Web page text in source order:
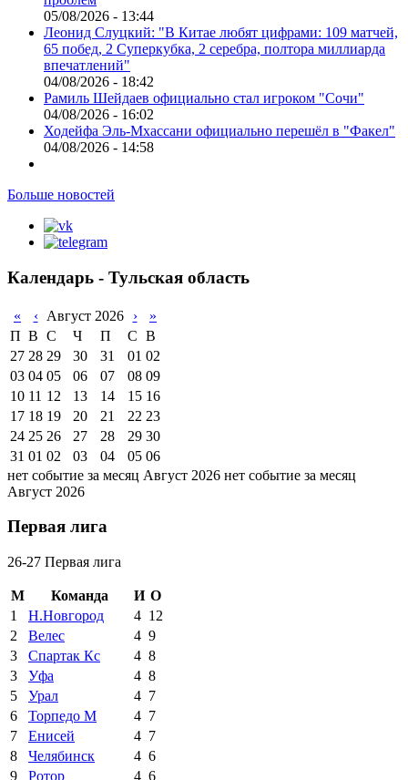
05/08/2026 - 13:44
Леонид Слуцкий: "В Китае любят цифрами: 109 матчей,
65 побед, 2 Суперкубка, 2 серебра, полтора миллиарда
впечатлений"
04/08/2026 - 18:42
Рамиль Шейдаев официально стал игроком "Сочи"
04/08/2026 - 16:02
Ходейфа Эль-Мхассани официально перешёл в "Факел"
04/08/2026 - 14:58
Больше новостей
Календарь - Тульская область
« ‹ Август 2026 ›
»
П В С Ч П С В
27 28 29 30 31 01 02
03 04 05 06 07 08 09
10 11 12 13 14 15 16
17 18 19 20 21 22 23
24 25 26 27 28 29 30
31 01 02 03 04 05 06
нет событие за месяц Август 2026 нет событие за месяц
Август 2026
Первая лига
26-27 Первая лига
М Команда И О
1
Н.Новгород 4 12
2
Велес 4 9
3
Спартак Кс 4 8
3
Уфа 4 8
5
Урал 4 7
6
Торпедо М 4 7
7
Енисей 4 7
8
Челябинск 4 6
9
Ротор 4 6